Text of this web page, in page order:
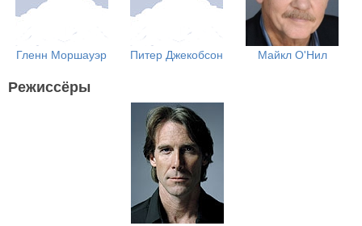
Гленн Моршауэр Питер Джекобсон Майкл О'Нил
Режиссёры